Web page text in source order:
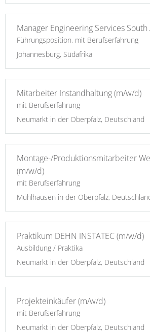
Manager Engineering Services
Führungsposition, mit Berufserfahrung
Johannesburg, Südafrika
Mitarbeiter Instandhaltung (m/w/d)
mit Berufserfahrung
Neumarkt in der Oberpfalz, Deutschland
Montage-/Produktionsmitarbeiter
(m/w/d)
mit Berufserfahrung
Mühlhausen in der Oberpfalz,
Praktikum DEHN INSTATEC (m/w/d)
Ausbildung / Praktika
Neumarkt in der Oberpfalz, Deutschland
Projekteinkäufer (m/w/d)
mit Berufserfahrung
Neumarkt in der Oberpfalz, Deutschland